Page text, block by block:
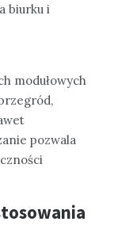
biurku i
modułowych
pozwala